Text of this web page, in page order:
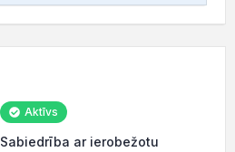
Aktīvs
Sabiedrība ar ierobežotu